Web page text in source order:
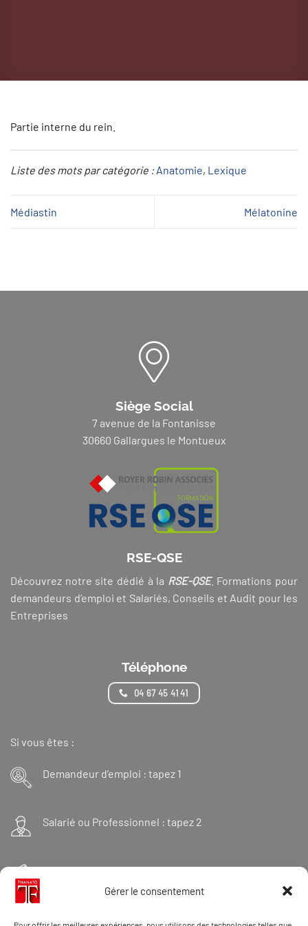
Gérer le consentement
Partie interne du rein.
Liste des mots par catégorie :Anatomie, Lexique
Médiastin Mélatonine
Siège Social
7 avenue de la Fontanisse
30660 Gallargues le Montueux
RSE-QSE
Découvrez notre site dédié à la RSE-QSE. Formations pour
demandeurs d’emploi et Salariés, Conseils et Audit pour les
Entreprises
Téléphone
04 67 45 41 41
Si vous êtes :
Demandeur d’emploi : tapez 1
Salarié ou Professionnel : tapez 2
Financeur : tapez 3
Et « 98 » pour une formation Thanatopraxie